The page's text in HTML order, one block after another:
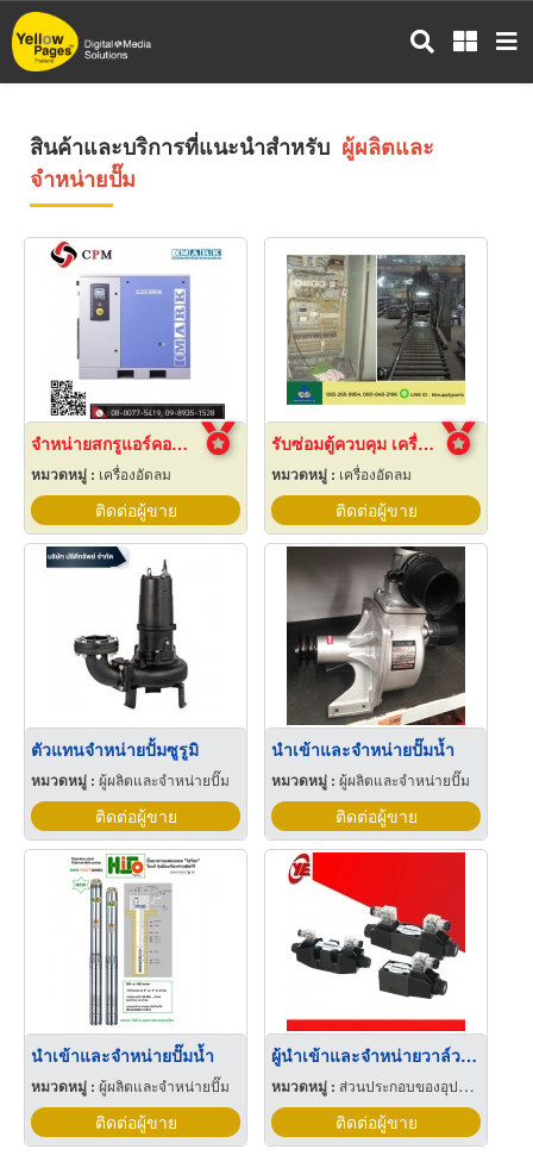
ข้าม
ไป
สินค้าและบริการที่แนะนำสำหรับ ผู้ผลิตและ
จำหน่ายปั๊ม
จำหน่ายสกรูแอร์คอมเพรสเซอร์ MARK
หมวดหมู่ : เครื่องอัดลม
ติดต่อผู้ขาย
รับซ่อมตู้ควบคุม เครื่องเทตะกั่ว
หมวดหมู่ : เครื่องอัดลม
ติดต่อผู้ขาย
ตัวแทนจำหน่ายปั้มซูรูมิ
หมวดหมู่ : ผู้ผลิตและจำหน่ายปั๊ม
ติดต่อผู้ขาย
นำเข้าและจำหน่ายปั๊มน้ำ
หมวดหมู่ :ผู้ผลิตและจำหน่ายปั๊ม
ติดต่อผู้ขาย
นำเข้าและจำหน่ายปั๊มน้ำ
หมวดหมู่ : ผู้ผลิตและจำหน่ายปั๊ม
ติดต่อผู้ขาย
ผู้นำเข้าและจำหน่ายวาล์วไฮดรอลิค
หมวดหมู่ : ส่วนประกอบของอุปกรณ์อัดลม
ติดต่อผู้ขาย